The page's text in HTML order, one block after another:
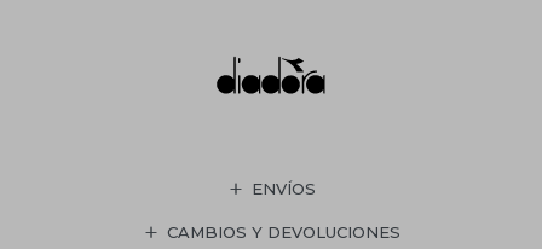
ENVÍOS
CAMBIOS Y DEVOLUCIONES